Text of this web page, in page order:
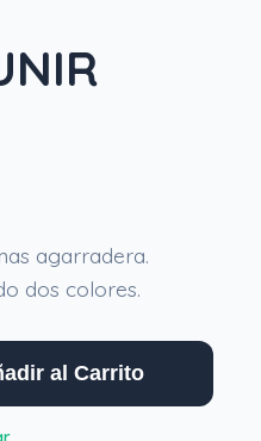
agarradera.
dos colores.
al Carrito